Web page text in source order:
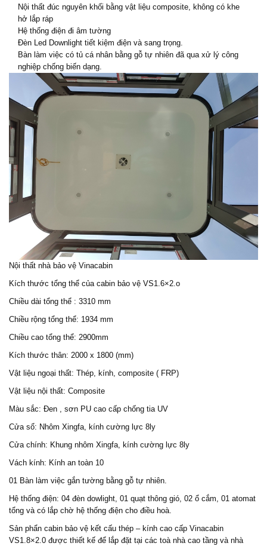
Nội thất đúc nguyên khối bằng vật liệu composite, không có khe
hở lắp ráp
Hệ thống điện đi âm tường
Đèn Led Downlight tiết kiệm điện và sang trọng.
Bàn làm việc có tủ cá nhân bằng gỗ tự nhiên đã qua xử lý công
nghiệp chống biến dạng.
Nội thất nhà bảo vệ Vinacabin
Kích thước tổng thể của cabin bảo vệ VS1.6×2.o
Chiều dài tổng thể : 3310 mm
Chiều rộng tổng thể: 1934 mm
Chiều cao tổng thể: 2900mm
Kích thước thân: 2000 x 1800 (mm)
Vật liệu ngoại thất: Thép, kính, composite ( FRP)
Vật liệu nội thất: Composite
Màu sắc: Đen , sơn PU cao cấp chống tia UV
Cửa sổ: Nhôm Xingfa, kính cường lực 8ly
Cửa chính: Khung nhôm Xingfa, kính cường lực 8ly
Vách kính: Kính an toàn 10
01 Bàn làm việc gắn tường bằng gỗ tự nhiên.
Hệ thống điện: 04 đèn dowlight, 01 quạt thông gió, 02 ổ cắm, 01 atomat
tổng và có lắp chờ hệ thống điện cho điều hoà.
Sản phẩn cabin bảo vệ kết cấu thép – kính cao cấp Vinacabin
VS1.8×2.0 được thiết kế để lắp đặt tại các toà nhà cao tầng và nhà